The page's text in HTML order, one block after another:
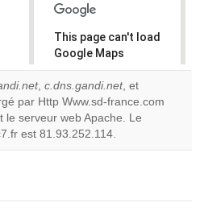
This page can't load
Google Maps
correctly.
Do you
own this
website?
, c.dns.gandi.net, et
par Http Www.sd-france.com
le serveur web Apache. Le
est 81.93.252.114.